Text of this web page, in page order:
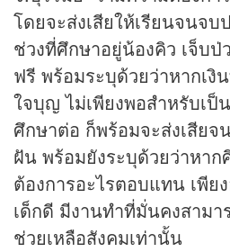
โดยจะส่งเสียให้เรียนจนจ
ช่วงที่ศึกษาอยู่น้องคิว เจ็บป่
ฟรี พร้อมระบุด้วยว่าหากเงิ
ใจบุญ ไม่เพียงพอสำหรับเป็
ศึกษาต่อ ก็พร้อมจะส่งเสีย
ฝัน พร้อมยังระบุด้วยว่าหา
ต้องการอะไรตอบแทน เพี
เด็กดี มีงานทำที่มั่นคงสามา
ช่วยเหลือสังคมเท่านั้น